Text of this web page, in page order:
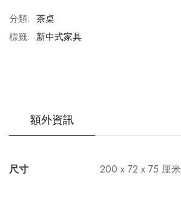
分類: 茶桌
標籤: 新中式家具
額外資訊
尺寸 200 x 72 x 75 厘米